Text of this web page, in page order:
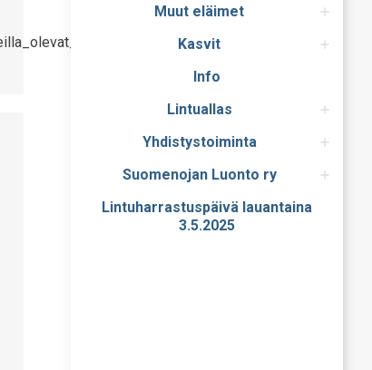
Muut eläimet
Kasvit
Info
Lintuallas
Yhdistystoiminta
Suomenojan Luonto ry
Lintuharrastuspäivä lauantaina
3.5.2025
Finnoon_osayleiskaava